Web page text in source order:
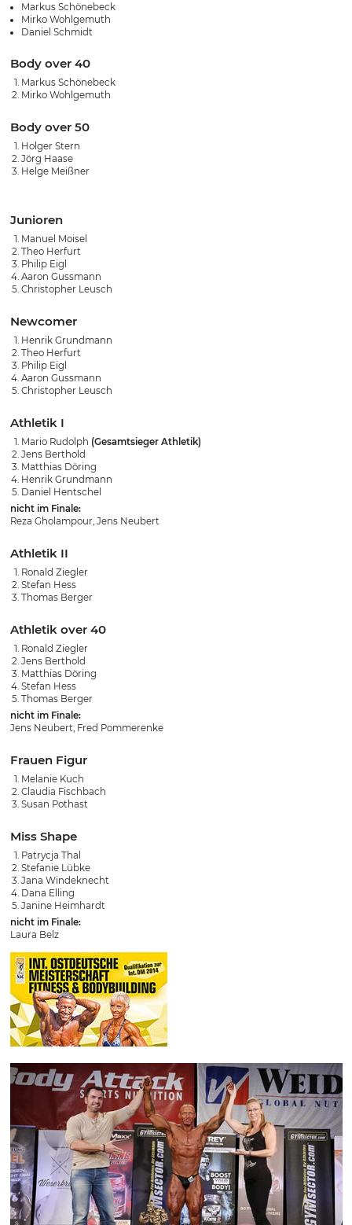
Markus Schönebeck
Mirko Wohlgemuth
Daniel Schmidt
Body over 40
Markus Schönebeck
Mirko Wohlgemuth
Body over 50
Holger Stern
Jörg Haase
Helge Meißner
Junioren
Manuel Moisel
Theo Herfurt
Philip Eigl
Aaron Gussmann
Christopher Leusch
Newcomer
Henrik Grundmann
Theo Herfurt
Philip Eigl
Aaron Gussmann
Christopher Leusch
Athletik I
Mario Rudolph (Gesamtsieger Athletik)
Jens Berthold
Matthias Döring
Henrik Grundmann
Daniel Hentschel
nicht im Finale:
Reza Gholampour, Jens Neubert
Athletik II
Ronald Ziegler
Stefan Hess
Thomas Berger
Athletik over 40
Ronald Ziegler
Jens Berthold
Matthias Döring
Stefan Hess
Thomas Berger
nicht im Finale:
Jens Neubert, Fred Pommerenke
Frauen Figur
Melanie Kuch
Claudia Fischbach
Susan Pothast
Miss Shape
Patrycja Thal
Stefanie Lübke
Jana Windeknecht
Dana Elling
Janine Heimhardt
nicht im Finale:
Laura Belz